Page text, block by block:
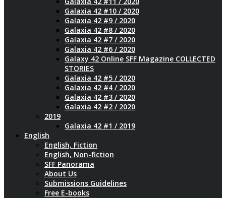
Galaxia 42 #10 / 2020
Galaxia 42 #9 / 2020
Galaxia 42 #8 / 2020
Galaxia 42 #7 / 2020
Galaxia 42 #6 / 2020
Galaxy 42 Online SFF Magazine COLLECTED
STORIES
Galaxia 42 #5 / 2020
Galaxia 42 #4 / 2020
Galaxia 42 #3 / 2020
Galaxia 42 #2 / 2020
2019
Galaxia 42 #1 / 2019
English
English, Fiction
English, Non-fiction
SFF Panorama
About Us
Submissions Guidelines
Free E-books